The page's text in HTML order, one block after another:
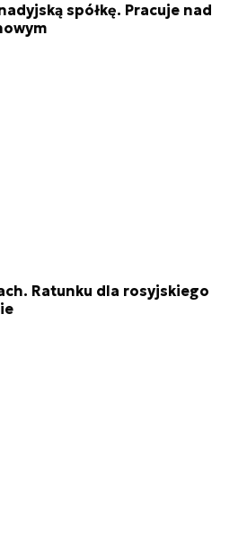
spółkę. Pracuje nad
Ratunku dla rosyjskiego